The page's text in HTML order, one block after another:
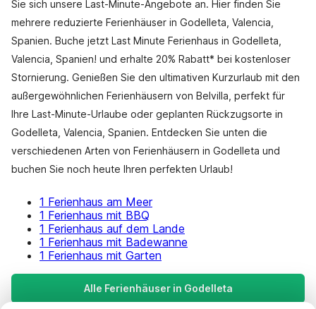
Sie sich unsere Last-Minute-Angebote an. Hier finden Sie
mehrere reduzierte Ferienhäuser in Godelleta, Valencia,
Spanien. Buche jetzt Last Minute Ferienhaus in Godelleta,
Valencia, Spanien! und erhalte 20% Rabatt* bei kostenloser
Stornierung. Genießen Sie den ultimativen Kurzurlaub mit den
außergewöhnlichen Ferienhäusern von Belvilla, perfekt für
Ihre Last-Minute-Urlaube oder geplanten Rückzugsorte in
Godelleta, Valencia, Spanien. Entdecken Sie unten die
verschiedenen Arten von Ferienhäusern in Godelleta und
buchen Sie noch heute Ihren perfekten Urlaub!
1 Ferienhaus am Meer
1 Ferienhaus mit BBQ
1 Ferienhaus auf dem Lande
1 Ferienhaus mit Badewanne
1 Ferienhaus mit Garten
Alle Ferienhäuser in Godelleta